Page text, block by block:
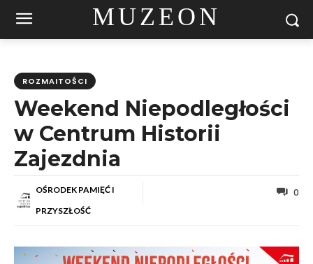
MUZEON
ROZMAITOŚCI
Weekend Niepodległości
w Centrum Historii
Zajezdnia
OŚRODEK PAMIĘĆ I
PRZYSZŁOŚĆ
0